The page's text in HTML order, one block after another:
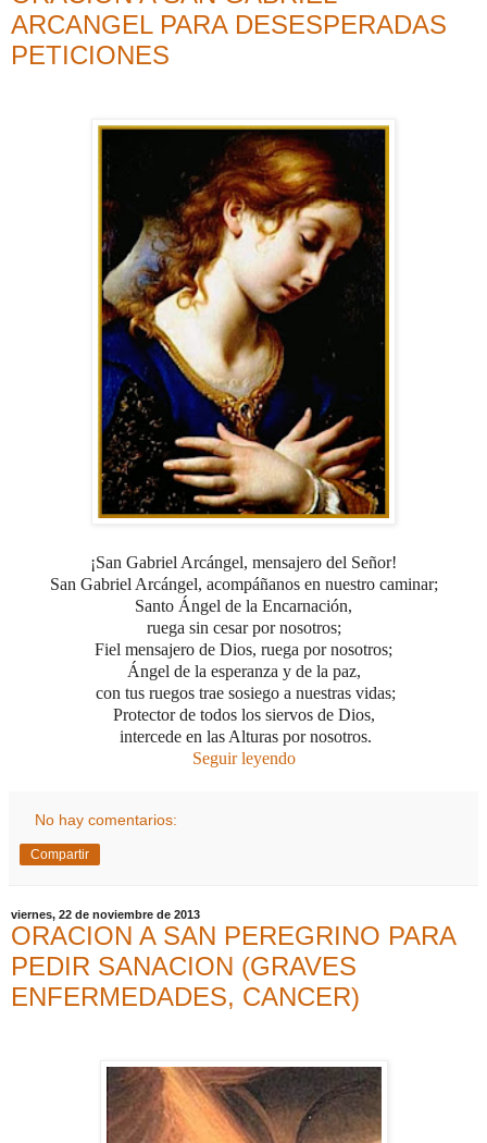
ARCANGEL PARA DESESPERADAS
PETICIONES
¡San Gabriel Arcángel, mensajero del Señor!
San Gabriel Arcángel, acompáñanos en nuestro caminar;
Santo Ángel de la Encarnación,
ruega sin cesar por nosotros;
Fiel mensajero de Dios, ruega por nosotros;
Ángel de la esperanza y de la paz,
con tus ruegos trae sosiego a nuestras vidas;
Protector de todos los siervos de Dios,
intercede en las Alturas por nosotros.
Seguir leyendo
No hay comentarios:
Compartir
viernes, 22 de noviembre de 2013
ORACION A SAN PEREGRINO PARA
PEDIR SANACION (GRAVES
ENFERMEDADES, CANCER)